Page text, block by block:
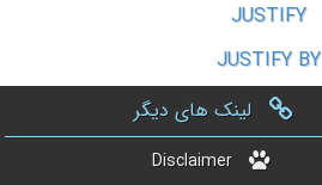
JUSTIFY
JUSTIFY BY
لینک های دیگر
Disclaimer